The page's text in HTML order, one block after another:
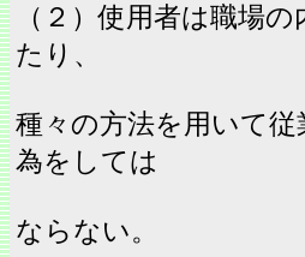
（２）使用者は職場
たり、
種々の方法を用いて従
為をしては
ならない。